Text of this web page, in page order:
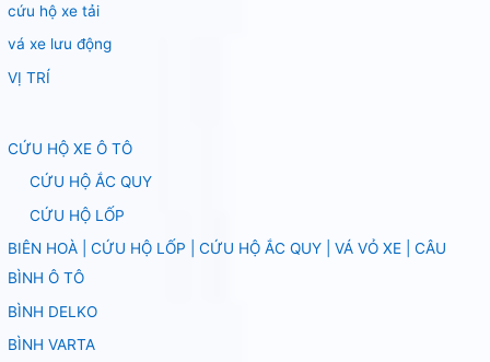
cứu hộ xe tải
vá xe lưu động
VỊ TRÍ
CỨU HỘ XE Ô TÔ
CỨU HỘ ẮC QUY
CỨU HỘ LỐP
BIÊN HOÀ | CỨU HỘ LỐP | CỨU HỘ ẮC QUY | VÁ VỎ XE | CÂU
BÌNH Ô TÔ
BÌNH DELKO
BÌNH VARTA